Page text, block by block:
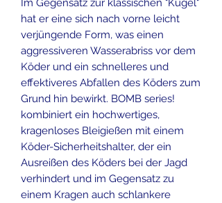
hat er eine sich nach vorne leicht
verjüngende Form, was einen
aggressiveren Wasserabriss vor dem
Köder und ein schnelleres und
effektiveres Abfallen des Köders zum
Grund hin bewirkt. BOMB series!
kombiniert ein hochwertiges,
kragenloses Bleigießen mit einem
Köder-Sicherheitshalter, der ein
Ausreißen des Köders bei der Jagd
verhindert und im Gegensatz zu
einem Kragen auch schlankere